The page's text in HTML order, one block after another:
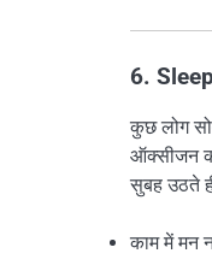
6. Sleep
कुछ लोग
ऑक्सीजन
सुबह उठते
काम में मन